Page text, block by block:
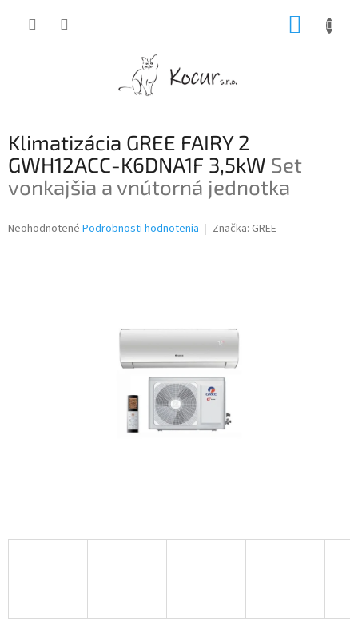
Klimatizácia GREE FAIRY 2
GWH12ACC-K6DNA1F 3,5kW Set
vonkajšia a vnútorná jednotka
Priemerné
Neohodnotené Podrobnosti hodnotenia Značka: GREE